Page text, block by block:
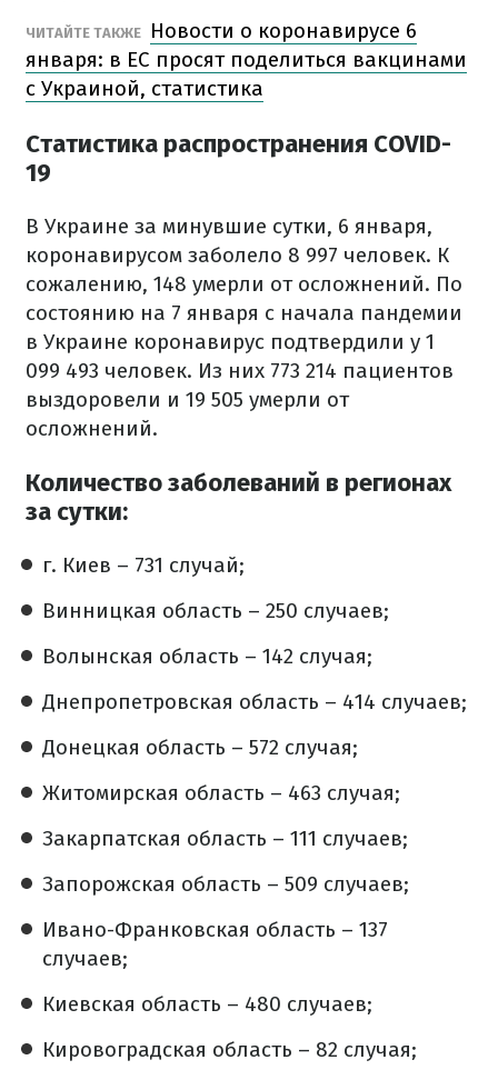
ЧИТАЙТЕ ТАКЖЕ
Новости о коронавирусе 6
января: в ЕС просят поделиться вакцинами
с Украиной, статистика
Статистика распространения COVID-
19
В Украине за минувшие сутки, 6 января,
коронавирусом заболело 8 997 человек. К
сожалению, 148 умерли от осложнений. По
состоянию на 7 января с начала пандемии
в Украине коронавирус подтвердили у 1
099 493 человек. Из них 773 214 пациентов
выздоровели и 19 505 умерли от
осложнений.
Количество заболеваний в регионах
за сутки:
г. Киев – 731 случай;
Винницкая область – 250 случаев;
Волынская область – 142 случая;
Днепропетровская область – 414 случаев;
Донецкая область – 572 случая;
Житомирская область – 463 случая;
Закарпатская область – 111 случаев;
Запорожская область – 509 случаев;
Ивано-Франковская область – 137
случаев;
Киевская область – 480 случаев;
Кировоградская область – 82 случая;